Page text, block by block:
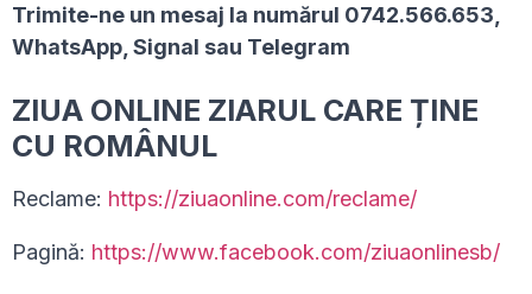
Trimite-ne un mesaj la numărul 0742.566.653,
WhatsApp, Signal sau Telegram
ZIUA ONLINE ZIARUL CARE ȚINE
CU ROMÂNUL
Reclame: https://ziuaonline.com/reclame/
Pagină: https://www.facebook.com/ziuaonlinesb/